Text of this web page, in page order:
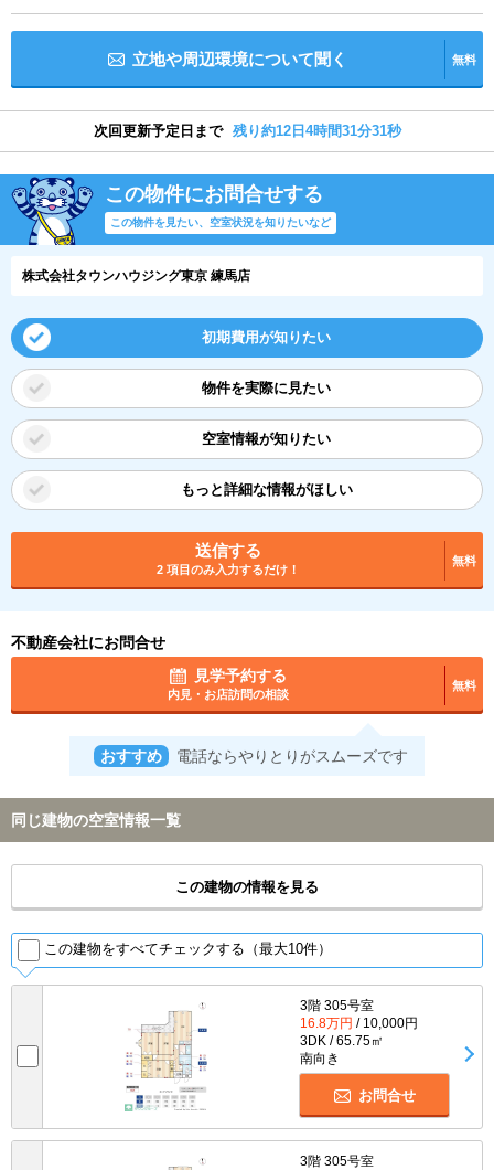
立地や周辺環境について聞く 無料
次回更新予定日まで 残り約12日4時間31分30秒
この物件にお問合せする
この物件を見たい、空室状況を知りたいなど
株式会社タウンハウジング東京 練馬店
初期費用が知りたい
物件を実際に見たい
空室情報が知りたい
もっと詳細な情報がほしい
送信する
2 項目のみ入力するだけ！
無料
不動産会社にお問合せ
見学予約する
内見・お店訪問の相談
無料
おすすめ 電話ならやりとりがスムーズです
同じ建物の空室情報一覧
この建物の情報を見る
この建物をすべてチェックする（最大10件）
3階 305号室
16.8万円 / 10,000円
3DK / 65.75㎡
南向き
お問合せ
3階 305号室